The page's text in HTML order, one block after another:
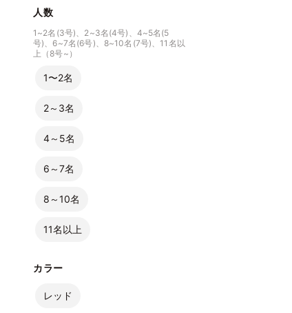
人数
1~2名(3号)、2~3名(4号)、4~5名(5
号)、6~7名(6号)、8~10名(7号)、11名以
上（8号~）
1〜2名
2～3名
4～5名
6～7名
8～10名
11名以上
カラー
レッド